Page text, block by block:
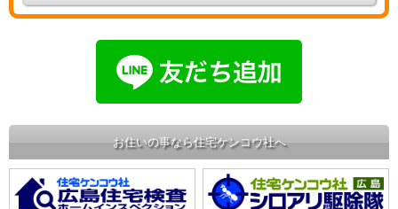
お住いの事なら住宅ケンコウ社へ